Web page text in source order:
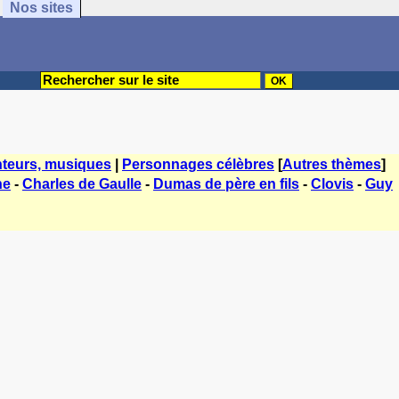
Nos sites
musiques Personnages célèbres [Autres thèmes]
- Charles de Gaulle - Dumas de père en fils - Clovis - Guy